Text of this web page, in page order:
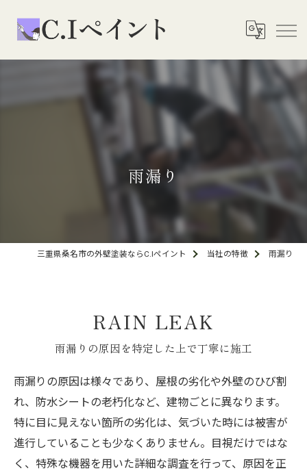
雨漏り
三重県桑名市の外壁塗装ならC.Iペイント 当社の特徴 雨漏り
雨漏りの原因を特定した上で丁寧に施工
RAIN LEAK
雨漏りの原因は様々であり、屋根の劣化や外壁のひび割
れ、防水シートの老朽化など、建物ごとに異なります。
特に目に見えない箇所の劣化は、気づいた時には被害が
進行していることも少なくありません。目視だけではな
く、特殊な機器を用いた詳細な調査を行って、原因を正